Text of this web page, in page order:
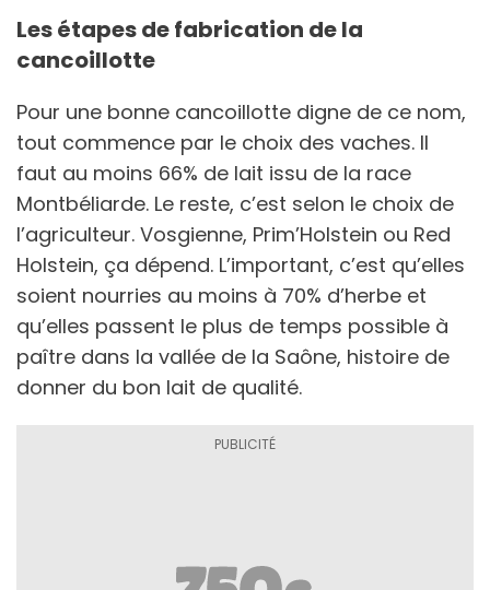
Les étapes de fabrication de la
cancoillotte
Pour une bonne cancoillotte digne de ce nom,
tout commence par le choix des vaches. Il
faut au moins 66% de lait issu de la race
Montbéliarde. Le reste, c’est selon le choix de
l’agriculteur. Vosgienne, Prim’Holstein ou Red
Holstein, ça dépend. L’important, c’est qu’elles
soient nourries au moins à 70% d’herbe et
qu’elles passent le plus de temps possible à
paître dans la vallée de la Saône, histoire de
donner du bon lait de qualité.